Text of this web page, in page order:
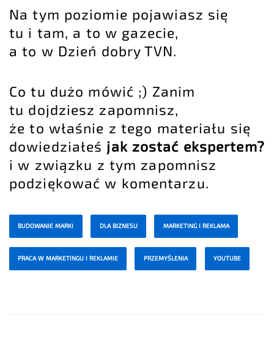
Na tym poziomie pojawiasz się
tu i tam, a to w gazecie,
a to w Dzień dobry TVN.
Co tu dużo mówić ;) Zanim
tu dojdziesz zapomnisz,
że to właśnie z tego materiału się
dowiedziałeś jak zostać ekspertem?
i w związku z tym zapomnisz
podziękować w komentarzu.
BUDOWANIE MARKI DLA BIZNESU MARKETING I REKLAMA
PRACA W MARKETINGU I REKLAMIE PRZEMYŚLENIA YOUTUBE